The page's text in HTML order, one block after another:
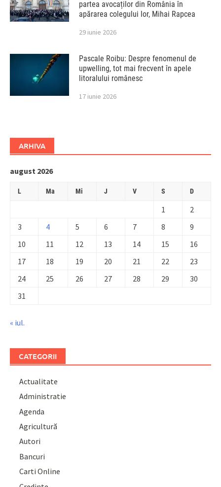
partea avocaților din România în
apărarea colegului lor, Mihai Rapcea
29 iunie 2026
Pascale Roibu: Despre fenomenul de
upwelling, tot mai frecvent în apele
litoralului românesc
17 iunie 2026
ARHIVA
august 2026
L Ma Mi J V S D
1
2
3
4 5 6 7 8
9
10
11 12 13 14 15
16
17
18 19 20 21 22
23
24
25 26 27 28 29
30
31
« iul.
CATEGORII
Actualitate
Administratie
Agenda
Agricultură
Autori
Bancuri
Carti Online